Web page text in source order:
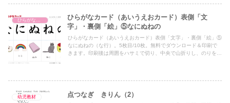
ひらがなカード（あいうえおカード）表側「文
字」・裏側「絵」⑤なにぬねの
ひらがなカード（あいうえおカード）表側「文字」・裏側「絵」⑤
なにぬねの（な行）。5枚目/10枚。無料でダウンロード＆印刷で
きます。印刷後は周囲をハサミで切り、中央で山折りし、のりを貼
幼児教材 点つなぎ きりん（2）